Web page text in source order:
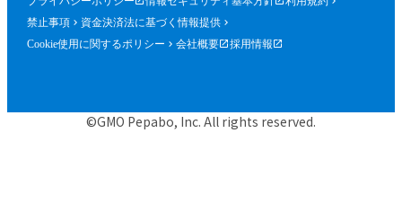
禁止事項
資金決済法に基づく情報提供
Cookie使用に関するポリシー
会社概要 採用情報
©GMO Pepabo, Inc. All rights reserved.